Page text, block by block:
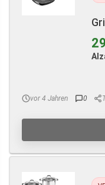
vor 4 Jahren 0